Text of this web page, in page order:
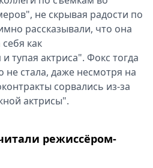
не скрывая радости по
рассказывали, что она
как
тупая актриса". Фокс тогда
не стала, даже несмотря на
сорвались из-за
актрисы".
режиссёром-